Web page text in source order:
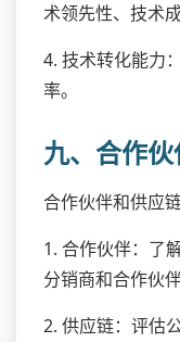
术领先性、技术
4. 技术转化能力
率。
九、合作
合作伙伴和供应
1. 合作伙伴：了
分销商和合作伙伴
2. 供应链：评估